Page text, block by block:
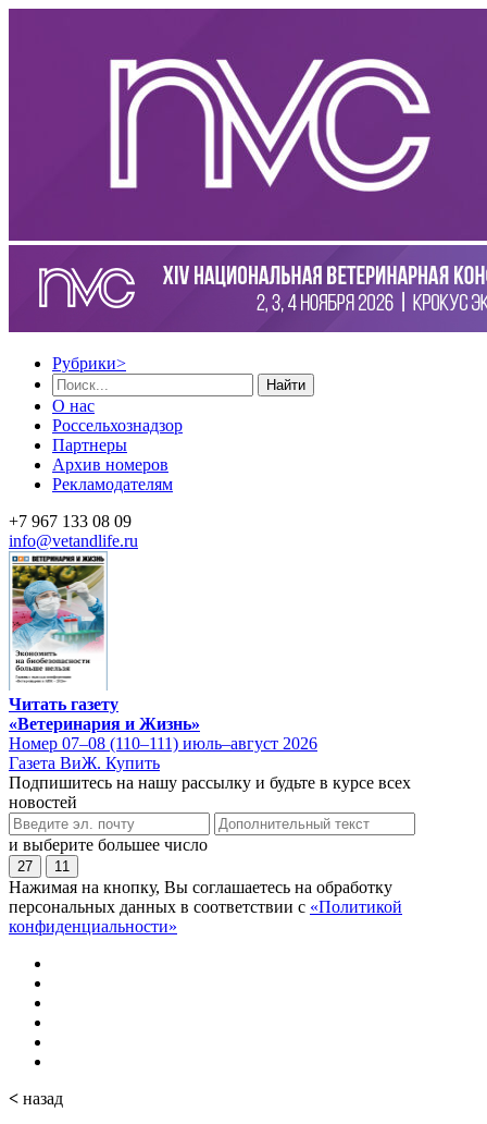
Рубрики>
Найти
О нас
Россельхознадзор
Партнеры
Архив номеров
Рекламодателям
+7 967 133 08 09
info@vetandlife.ru
Читать газету
«Ветеринария и Жизнь»
Номер 07–08 (110–111) июль–август 2026
Газета ВиЖ. Купить
Подпишитесь на нашу рассылку и будьте в курсе всех
новостей
и выберите большее число
27 11
Нажимая на кнопку, Вы соглашаетесь на обработку
персональных данных в соответствии с «Политикой
конфиденциальности»
< назад